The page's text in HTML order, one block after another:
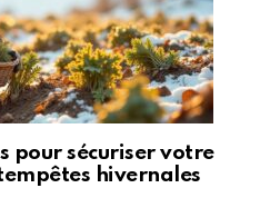
pour sécuriser votre
hivernales